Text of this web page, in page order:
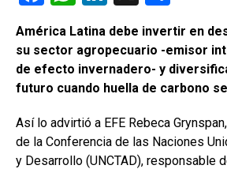
a
ce
b
o
o
k
at
s
A
p
p
n
ke
dI
n
o
m
p
ar
tir
América Latina debe invertir en
su sector agropecuario -emisor
de efecto invernadero- y
futuro cuando huella de carbono
Así lo advirtió a EFE Rebeca
de la Conferencia de las Naciones
y Desarrollo (UNCTAD), responsable